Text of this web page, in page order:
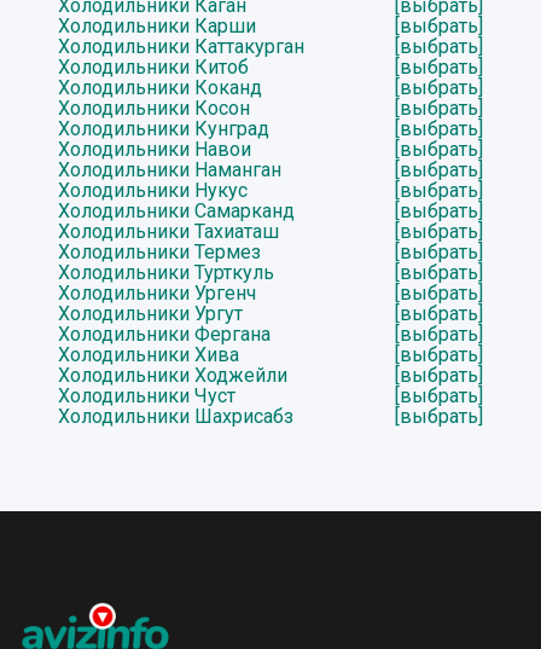
Холодильники Каган
[выбрать]
Холодильники Карши
[выбрать]
Холодильники Каттакурган
[выбрать]
Холодильники Китоб
[выбрать]
Холодильники Коканд
[выбрать]
Холодильники Косон
[выбрать]
Холодильники Кунград
[выбрать]
Холодильники Навои
[выбрать]
Холодильники Наманган
[выбрать]
Холодильники Нукус
[выбрать]
Холодильники Самарканд
[выбрать]
Холодильники Тахиаташ
[выбрать]
Холодильники Термез
[выбрать]
Холодильники Турткуль
[выбрать]
Холодильники Ургенч
[выбрать]
Холодильники Ургут
[выбрать]
Холодильники Фергана
[выбрать]
Холодильники Хива
[выбрать]
Холодильники Ходжейли
[выбрать]
Холодильники Чуст
[выбрать]
Холодильники Шахрисабз
[выбрать]